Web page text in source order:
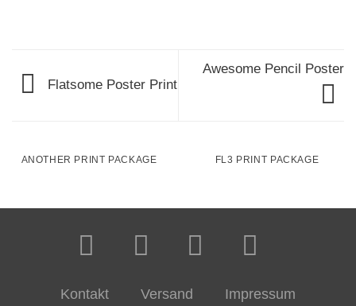
Flatsome Poster Print
Awesome Pencil Poster
ANOTHER PRINT PACKAGE FL3 PRINT PACKAGE
Kontakt Versand Impressum